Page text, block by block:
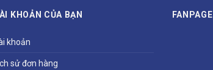
KHOẢN CỦA BẠN
khoản
sử đơn hàng
FANPAGE